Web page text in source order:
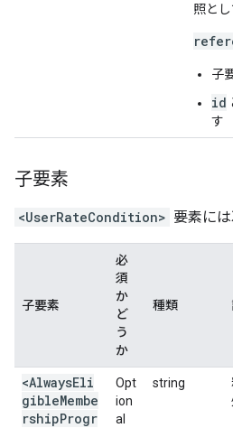
照とし
子
id
す
子要素
<UserRateCondition> 要素には
子要素
必
須
か
ど
う
か
種類
<AlwaysEli
gibleMembe
rshipProgr
Opt
ion
al
string